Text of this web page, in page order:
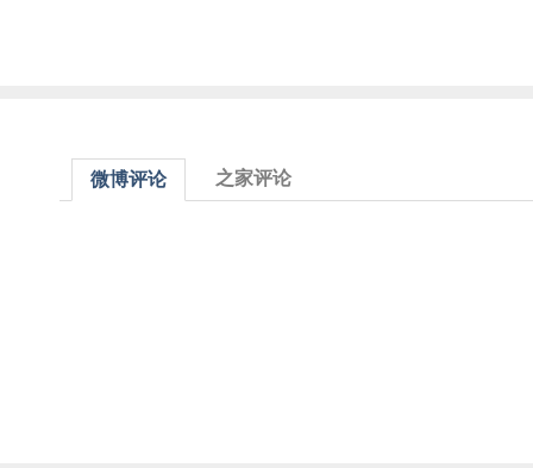
微博评论 之家评论